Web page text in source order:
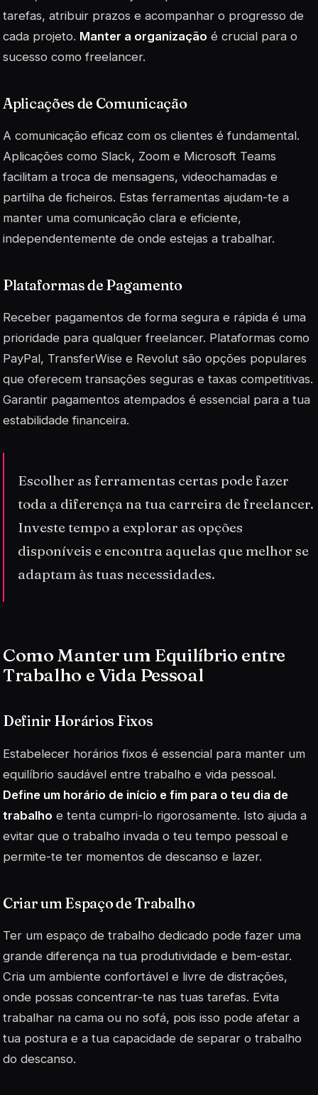
tarefas, atribuir prazos e acompanhar o progresso de
cada projeto. Manter a organização é crucial para o
sucesso como freelancer.
Aplicações de Comunicação
A comunicação eficaz com os clientes é fundamental.
Aplicações como Slack, Zoom e Microsoft Teams
facilitam a troca de mensagens, videochamadas e
partilha de ficheiros. Estas ferramentas ajudam-te a
manter uma comunicação clara e eficiente,
independentemente de onde estejas a trabalhar.
Plataformas de Pagamento
Receber pagamentos de forma segura e rápida é uma
prioridade para qualquer freelancer. Plataformas como
PayPal, TransferWise e Revolut são opções populares
que oferecem transações seguras e taxas competitivas.
Garantir pagamentos atempados é essencial para a tua
estabilidade financeira.
Escolher as ferramentas certas pode fazer
toda a diferença na tua carreira de freelancer.
Investe tempo a explorar as opções
disponíveis e encontra aquelas que melhor se
adaptam às tuas necessidades.
Como Manter um Equilíbrio entre
Trabalho e Vida Pessoal
Definir Horários Fixos
Estabelecer horários fixos é essencial para manter um
equilíbrio saudável entre trabalho e vida pessoal.
Define um horário de início e fim para o teu dia de
trabalho e tenta cumpri-lo rigorosamente. Isto ajuda a
evitar que o trabalho invada o teu tempo pessoal e
permite-te ter momentos de descanso e lazer.
Criar um Espaço de Trabalho
Ter um espaço de trabalho dedicado pode fazer uma
grande diferença na tua produtividade e bem-estar.
Cria um ambiente confortável e livre de distrações,
onde possas concentrar-te nas tuas tarefas. Evita
trabalhar na cama ou no sofá, pois isso pode afetar a
tua postura e a tua capacidade de separar o trabalho
do descanso.